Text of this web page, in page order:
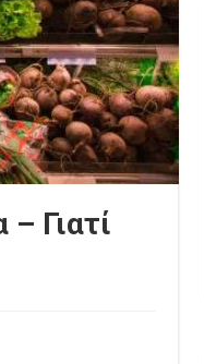
Γιατί